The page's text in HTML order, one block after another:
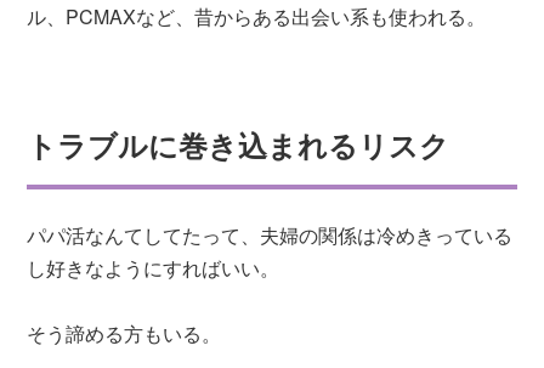
ル、PCMAXなど、昔からある出会い系も使われる。
トラブルに巻き込まれるリスク
パパ活なんてしてたって、夫婦の関係は冷めきっている
し好きなようにすればいい。
そう諦める方もいる。